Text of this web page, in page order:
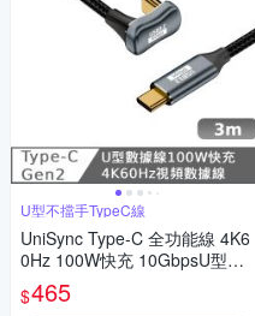
U型不擋手TypeC線
UniSync Type-C 全功能線 4K6
0Hz 100W快充 10GbpsU型充
電線 3米
$465